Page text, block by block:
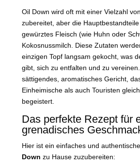
Oil Down wird oft mit einer Vielzahl
zubereitet, aber die Hauptbestandteile
gewürztes Fleisch (wie Huhn oder
Kokosnussmilch. Diese Zutaten
einzigen Topf langsam gekocht, was
gibt, sich zu entfalten und zu
sättigendes, aromatisches Gericht,
Einheimische als auch Touristen
begeistert.
Das perfekte Rezept für
grenadisches
Hier ist ein einfaches und
Down zu Hause zuzubereiten: